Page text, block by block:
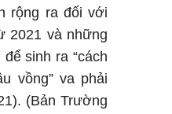
rộng ra đối với
2021 và những
sinh ra “cách
vồng” va phải
(Bản Trường